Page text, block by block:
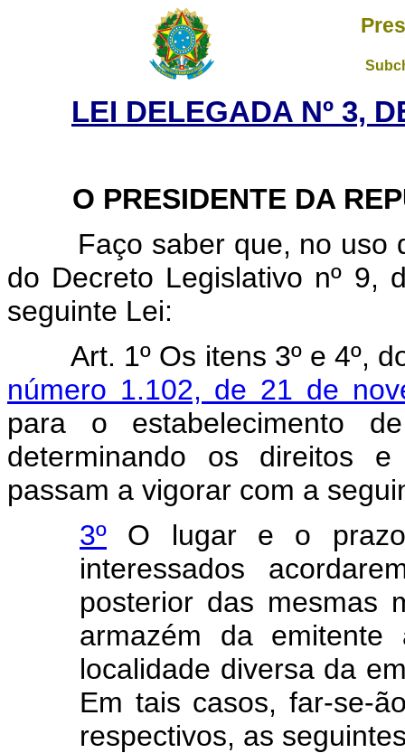
LEI DELEGADA Nº 3,
O PRESIDENTE DA
Faço saber que, no uso
do Decreto Legislativo nº 9,
seguinte Lei:
Art. 1º Os itens 3º e 4º,
número 1.102, de 21 de
para o estabelecimento
determinando os direitos
passam a vigorar com a
3º O lugar e o prazo
interessados
posterior das mesmas
armazém da
localidade diversa da
Em tais casos, far-se-
respectivos, as